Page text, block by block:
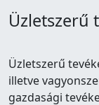
Üzletszerű
Üzletszerű
illetve
gazdasági